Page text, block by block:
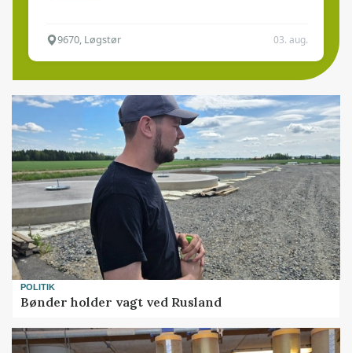
9670, Løgstør 03. aug.
POLITIK
Bønder holder vagt ved Rusland